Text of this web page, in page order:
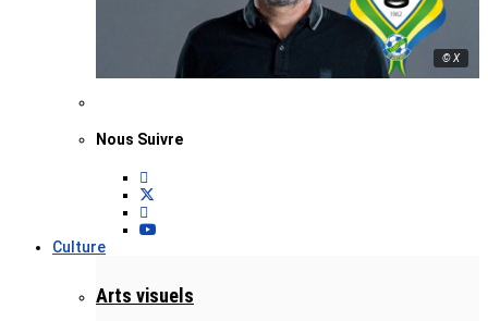
© X
Nous Suivre
Culture
Arts visuels